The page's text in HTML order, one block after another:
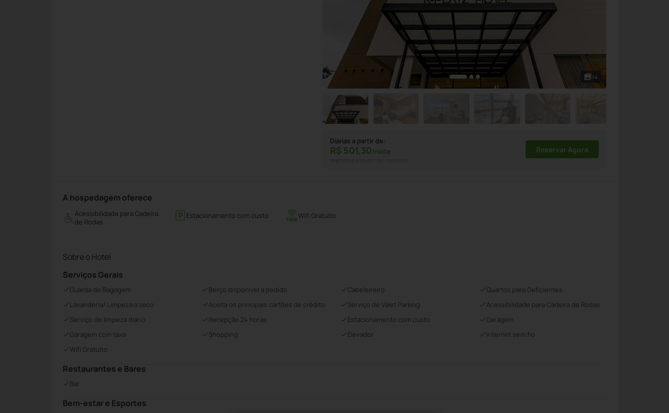
14
Diárias a partir de:
R$ 501,30/noite Reservar Agora
A hospedagem oferece
Acessibilidade para Cadeira
de Rodas
Estacionamento com custo Wifi Gratuito
Sobre o Hotel
Serviços Gerais
Guarda de Bagagem Berço disponivel a pedido Cabeleireiro
Quartos para Deficientes
Lavanderia/ Limpeza a seco
Aceita os principais cartões de crédito Serviço de Valet Parking
Acessibilidade para Cadeira de Rodas
Serviço de limpeza diário
Recepção 24 horas Estacionamento com custo
Garagem
Garagem com taxa
Shopping Elevador
Internet sem fio
Wifi Gratuito
Restaurantes e Bares
Bar
Bem-estar e Esportes